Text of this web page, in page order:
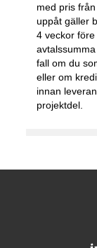
med pris
uppåt gäller
4 veckor
fall om du
eller om
innan
projektdel.